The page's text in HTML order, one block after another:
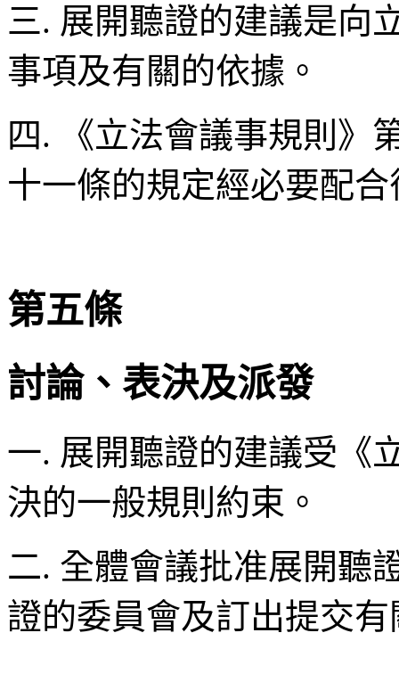
三. 展開聽證的建議是向
事項及有關的依據。
四. 《立法會議事規則》
十一條的規定經必要配
第五條
討論、表決及派發
一. 展開聽證的建議受《
決的一般規則約束。
二. 全體會議批准展開聽
證的委員會及訂出提交